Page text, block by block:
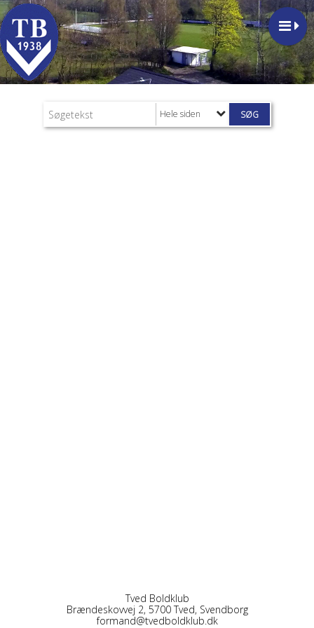
Hele siden
Tved Boldklub
Brændeskovvej 2, 5700 Tved, Svendborg
formand@tvedboldklub.dk